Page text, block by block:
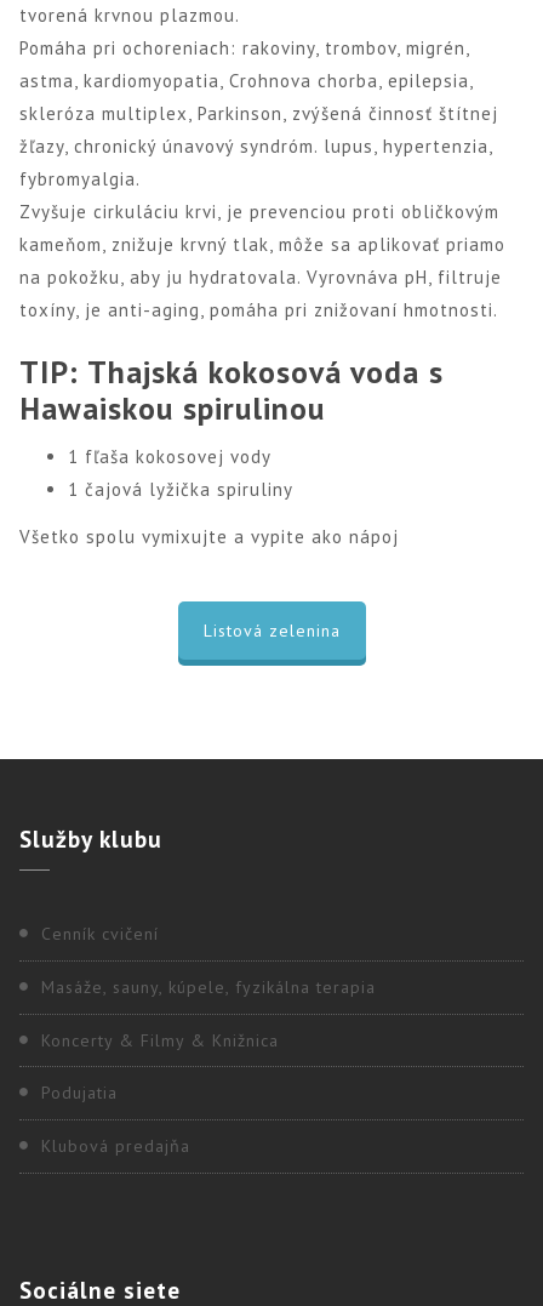
tvorená krvnou plazmou.
Pomáha pri ochoreniach: rakoviny, trombov, migrén,
astma, kardiomyopatia, Crohnova chorba, epilepsia,
skleróza multiplex, Parkinson, zvýšená činnosť štítnej
žľazy, chronický únavový syndróm. lupus, hypertenzia,
fybromyalgia.
Zvyšuje cirkuláciu krvi, je prevenciou proti obličkovým
kameňom, znižuje krvný tlak, môže sa aplikovať priamo
na pokožku, aby ju hydratovala. Vyrovnáva pH, filtruje
toxíny, je anti-aging, pomáha pri znižovaní hmotnosti.
TIP: Thajská kokosová voda s
Hawaiskou spirulinou
1 fľaša kokosovej vody
1 čajová lyžička spiruliny
Všetko spolu vymixujte a vypite ako nápoj
Listová zelenina
Službyklubu
Cenník cvičení
Masáže, sauny, kúpele, fyzikálna terapia
Koncerty & Filmy & Knižnica
Podujatia
Klubová predajňa
Sociálne siete